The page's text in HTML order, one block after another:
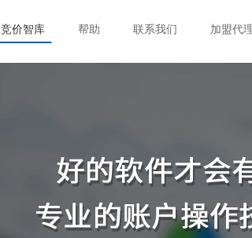
竞价智库 帮助 联系我们 加盟代